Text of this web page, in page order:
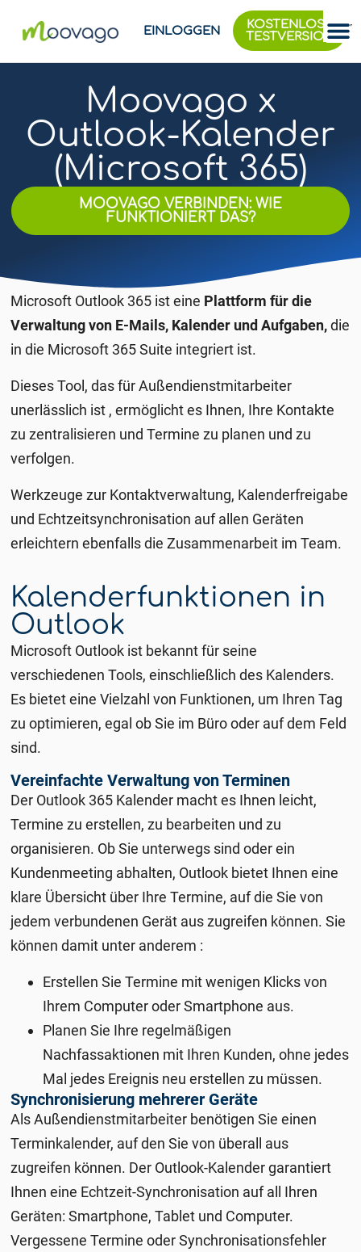
EINLOGGEN
KOSTENLOSE
TESTVERSION
Moovago x
Outlook-Kalender
(Microsoft 365)
MOOVAGO VERBINDEN: WIE
FUNKTIONIERT DAS?
Microsoft Outlook 365 ist eine Plattform für die
Verwaltung von E-Mails, Kalender und Aufgaben,die
in die Microsoft 365 Suite integriert ist.
Dieses Tool, das für Außendienstmitarbeiter
unerlässlich ist , ermöglicht es Ihnen, Ihre Kontakte
zu zentralisieren und Termine zu planen und zu
verfolgen.
Werkzeuge zur Kontaktverwaltung, Kalenderfreigabe
und Echtzeitsynchronisation auf allen Geräten
erleichtern ebenfalls die Zusammenarbeit im Team.
Kalenderfunktionen in
Outlook
Microsoft Outlook ist bekannt für seine
verschiedenen Tools, einschließlich des Kalenders.
Es bietet eine Vielzahl von Funktionen, um Ihren Tag
zu optimieren, egal ob Sie im Büro oder auf dem Feld
sind.
Vereinfachte Verwaltung von Terminen
Der Outlook 365 Kalender macht es Ihnen leicht,
Termine zu erstellen, zu bearbeiten und zu
organisieren. Ob Sie unterwegs sind oder ein
Kundenmeeting abhalten, Outlook bietet Ihnen eine
klare Übersicht über Ihre Termine, auf die Sie von
jedem verbundenen Gerät aus zugreifen können. Sie
können damit unter anderem :
Erstellen Sie Termine mit wenigen Klicks von
Ihrem Computer oder Smartphone aus.
Planen Sie Ihre regelmäßigen
Nachfassaktionen mit Ihren Kunden, ohne jedes
Mal jedes Ereignis neu erstellen zu müssen.
Synchronisierung mehrerer Geräte
Als Außendienstmitarbeiter benötigen Sie einen
Terminkalender, auf den Sie von überall aus
zugreifen können. Der Outlook-Kalender garantiert
Ihnen eine Echtzeit-Synchronisation auf all Ihren
Geräten: Smartphone, Tablet und Computer.
Vergessene Termine oder Synchronisationsfehler